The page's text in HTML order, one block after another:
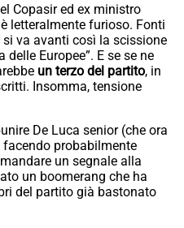
Copasir ed ex ministro
letteralmente furioso. Fonti
va avanti così la scissione
Europee”. E se se ne
un terzo del partito, in
Insomma, tensione
De Luca senior (che ora
probabilmente
un segnale alla
un boomerang che ha
del partito già bastonato